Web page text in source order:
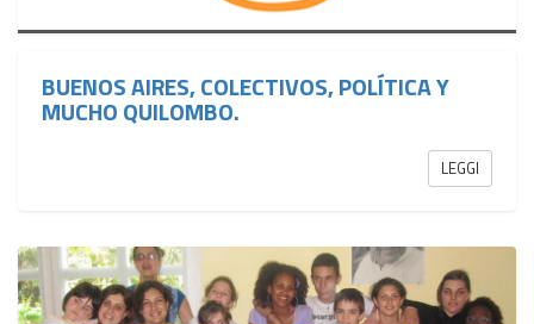
BUENOS AIRES, COLECTIVOS, POLÍTICA Y
MUCHO QUILOMBO.
LEGGI